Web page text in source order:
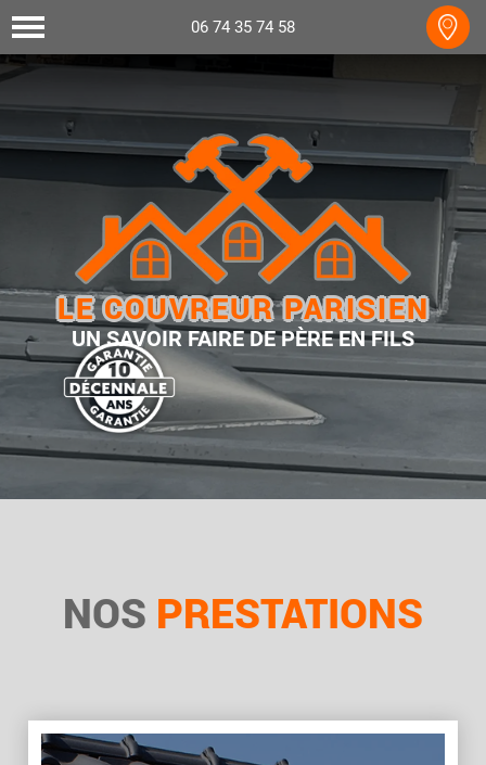
06 74 35 74 58
LE COUVREUR PARISIEN
UN SAVOIR FAIRE DE PÈRE EN FILS
NOS PRESTATIONS